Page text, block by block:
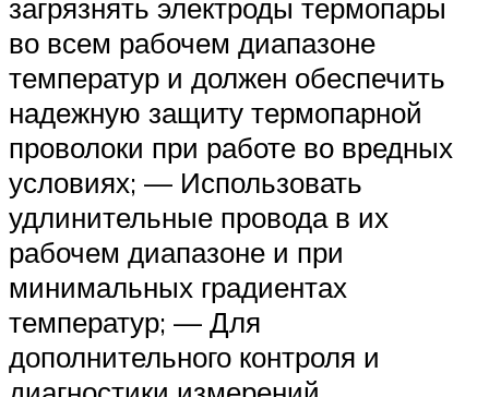
загрязнять электроды термопары
во всем рабочем диапазоне
температур и должен обеспечить
надежную защиту термопарной
проволоки при работе во вредных
условиях; — Использовать
удлинительные провода в их
рабочем диапазоне и при
минимальных градиентах
температур; — Для
дополнительного контроля и